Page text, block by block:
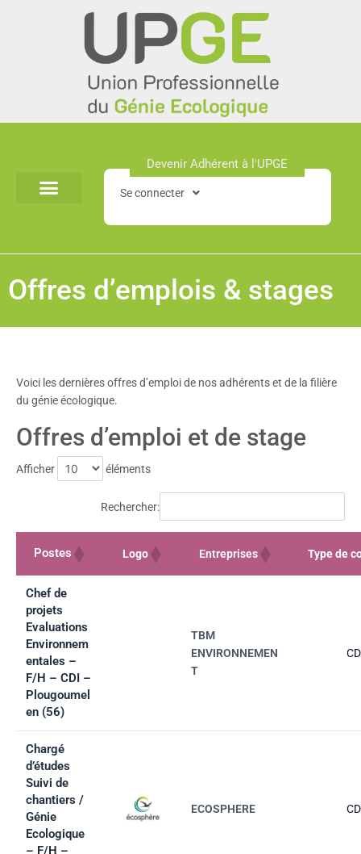
Devenir Adhérent à l'UPGE​
Se connecter
Offres d’emplois & stages
Voici les dernières offres d’emploi de nos adhérents et de la filière
du génie écologique.
Offres d’emploi et de stage
Afficher éléments
Rechercher:
Postes Logo Entreprises Type de
Chef de
projets
Evaluations
Environnem
entales –
F/H – CDI –
Plougoumel
en (56)
TBM
ENVIRONNEMEN
T
Chargé
d’études
Suivi de
chantiers /
Génie
Ecologique
ECOSPHERE